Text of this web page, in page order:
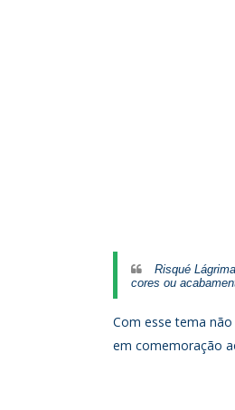
Risqué
cores ou
Com esse tema
em comemoração